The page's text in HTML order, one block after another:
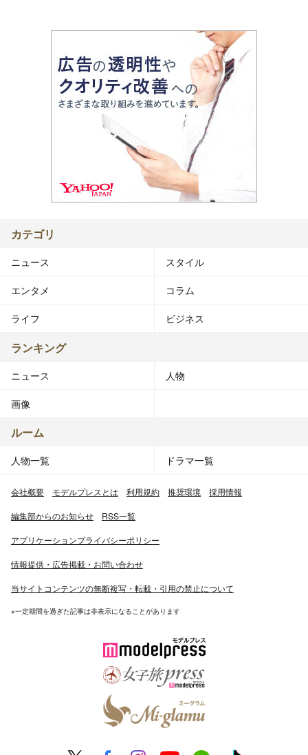
カテゴリ
ニュース スタイル
エンタメ コラム
ライフ ビジネス
ランキング
ニュース 人物
画像
ルーム
人物一覧 ドラマ一覧
会社概要 モデルプレスとは 利用規約 推奨環境 採用情報
編集部からのお知らせ RSS一覧
アプリケーションプライバシーポリシー
情報提供・広告掲載・お問い合わせ
当サイトコンテンツの無断複写・転載・引用の禁止について
※一定期間を過ぎた記事は非表示になることがあります